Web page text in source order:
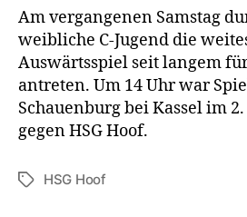
Am vergangenen Samstag
weibliche C-Jugend die
Auswärtsspiel seit langem
antreten. Um 14 Uhr war
Schauenburg bei Kassel im
gegen HSG Hoof.
Schlagwörter
HSG Hoof